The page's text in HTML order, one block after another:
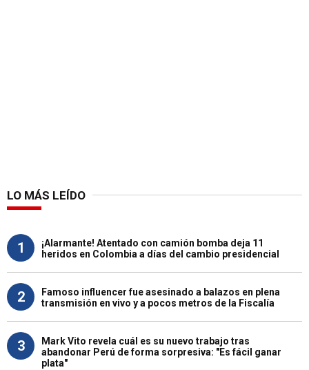
LO MÁS LEÍDO
1
¡Alarmante! Atentado con camión bomba deja 11
heridos en Colombia a días del cambio presidencial
2
Famoso influencer fue asesinado a balazos en plena
transmisión en vivo y a pocos metros de la Fiscalía
3
Mark Vito revela cuál es su nuevo trabajo tras
abandonar Perú de forma sorpresiva: "Es fácil ganar
plata"